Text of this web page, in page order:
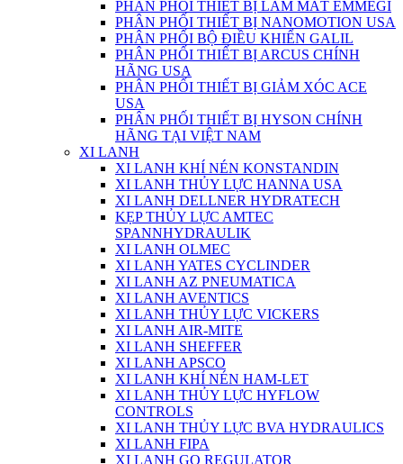
PHÂN PHỐI THIẾT BỊ LÀM MÁT EMMEGI
PHÂN PHỐI THIẾT BỊ NANOMOTION USA
PHÂN PHỐI BỘ ĐIỀU KHIỂN GALIL
PHÂN PHỐI THIẾT BỊ ARCUS CHÍNH
HÃNG USA
PHÂN PHỐI THIẾT BỊ GIẢM XÓC ACE
USA
PHÂN PHỐI THIẾT BỊ HYSON CHÍNH
HÃNG TẠI VIỆT NAM
XI LANH
XI LANH KHÍ NÉN KONSTANDIN
XI LANH THỦY LỰC HANNA USA
XI LANH DELLNER HYDRATECH
KẸP THỦY LỰC AMTEC
SPANNHYDRAULIK
XI LANH OLMEC
XI LANH YATES CYCLINDER
XI LANH AZ PNEUMATICA
XI LANH AVENTICS
XI LANH THỦY LỰC VICKERS
XI LANH AIR-MITE
XI LANH SHEFFER
XI LANH APSCO
XI LANH KHÍ NÉN HAM-LET
XI LANH THỦY LỰC HYFLOW
CONTROLS
XI LANH THỦY LỰC BVA HYDRAULICS
XI LANH FIPA
XI LANH GO REGULATOR